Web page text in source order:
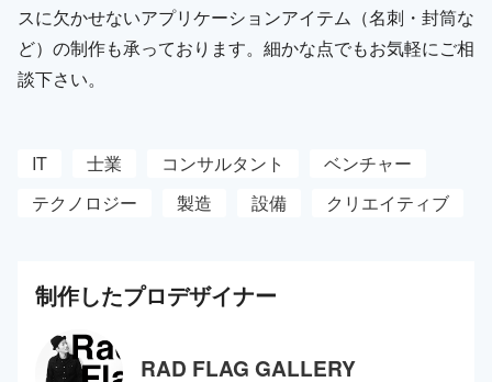
スに欠かせないアプリケーションアイテム（名刺・封筒な
ど）の制作も承っております。細かな点でもお気軽にご相
談下さい。
IT 士業 コンサルタント
ベンチャー
テクノロジー
製造 設備 クリエイティブ
制作したプロデザイナー
RAD FLAG GALLERY